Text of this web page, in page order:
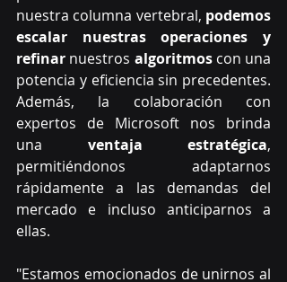
nuestra columna vertebral, podemos
escalar nuestras operaciones y
refinar nuestros algoritmos con una
potencia y eficiencia sin precedentes.
Además, la colaboración con
expertos de Microsoft nos brinda
una ventaja estratégica,
permitiéndonos adaptarnos
rápidamente a las demandas del
mercado e incluso anticiparnos a
ellas.
"Estamos emocionados de unirnos al